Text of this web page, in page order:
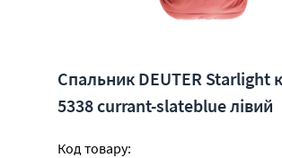
Спальник DEUTER Starlight
5338 currant-slateblue лівий
Код товару: